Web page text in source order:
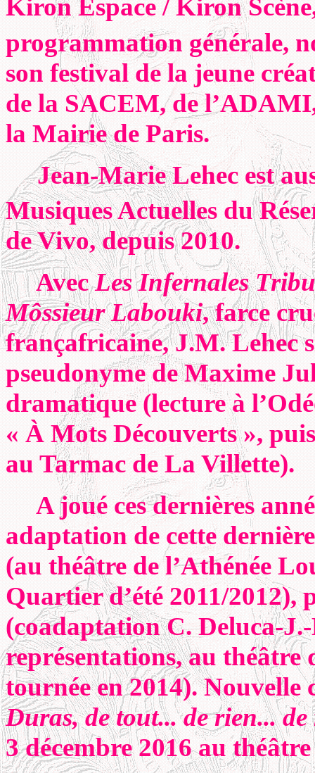
Kiron Espace / Kiron
programmation générale,
son festival de la jeune
de la SACEM, de
la Mairie de Paris.
Jean-Marie Lehec est
Musiques Actuelles du
de Vivo, depuis 2010.
AvecLes Infernales
Môssieur Labouki, farce
françafricaine, J.M. Lehec
pseudonyme de Maxime
dramatique (lecture à
« À Mots Découverts »,
au Tarmac de La Villette).
A joué ces dernières
adaptation de cette
(au théâtre de l’Athénée
Quartier d’été 2011/2012),
(coadaptation C. Deluca-
représentations, au théâtre
tournée en 2014).
Duras, de tout... de rien...
3 décembre 2016 au